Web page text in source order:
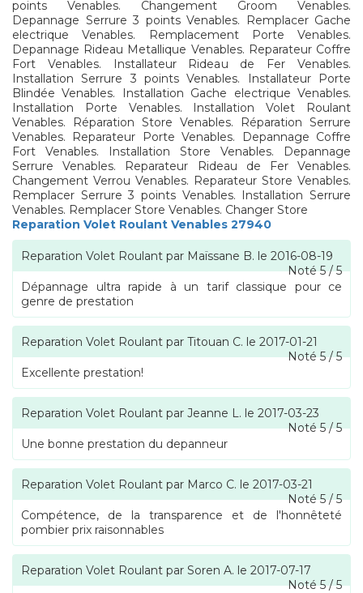
points Venables. Changement Groom Venables.
Depannage Serrure 3 points Venables. Remplacer Gache
electrique Venables. Remplacement Porte Venables.
Depannage Rideau Metallique Venables. Reparateur Coffre
Fort Venables. Installateur Rideau de Fer Venables.
Installation Serrure 3 points Venables. Installateur Porte
Blindée Venables. Installation Gache electrique Venables.
Installation Porte Venables. Installation Volet Roulant
Venables. Réparation Store Venables. Réparation Serrure
Venables. Reparateur Porte Venables. Depannage Coffre
Fort Venables. Installation Store Venables. Depannage
Serrure Venables. Reparateur Rideau de Fer Venables.
Changement Verrou Venables. Reparateur Store Venables.
Remplacer Serrure 3 points Venables. Installation Serrure
Venables. Remplacer Store Venables. Changer Store
Reparation Volet Roulant Venables 27940
Reparation Volet Roulant par Maïssane B. le 2016-08-19
Noté5/5
Dépannage ultra rapide à un tarif classique pour ce
genre de prestation
Reparation Volet Roulant par Titouan C. le 2017-01-21
Noté5/5
Excellente prestation!
Reparation Volet Roulant par Jeanne L. le 2017-03-23
Noté5/5
Une bonne prestation du depanneur
Reparation Volet Roulant par Marco C. le 2017-03-21
Noté5/5
Compétence, de la transparence et de l'honnêteté
pombier prix raisonnables
Reparation Volet Roulant par Soren A. le 2017-07-17
Noté5/5